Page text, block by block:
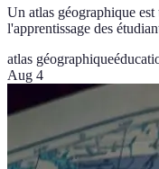
Un atlas géographique
l'apprentissage des
atlas géographique
Aug 4